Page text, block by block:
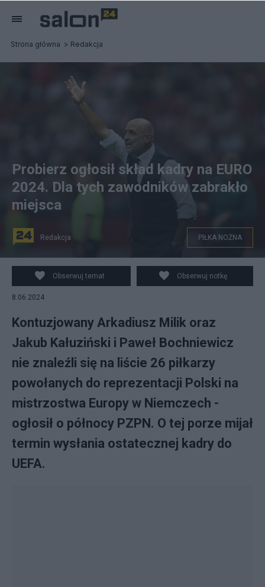
Strona główna Redakcja
fot. PAP/Leszek Szymański
Probierz ogłosił skład kadry na EURO
2024. Dla tych zawodników zabrakło
miejsca
Redakcja PIŁKA NOŻNA
Obserwuj temat Obserwuj notkę
8.06.2024
Kontuzjowany Arkadiusz Milik oraz
Jakub Kałuziński i Paweł Bochniewicz
nie znaleźli się na liście 26 piłkarzy
powołanych do reprezentacji Polski na
mistrzostwa Europy w Niemczech -
ogłosił o północy PZPN. O tej porze mijał
termin wysłania ostatecznej kadry do
UEFA.